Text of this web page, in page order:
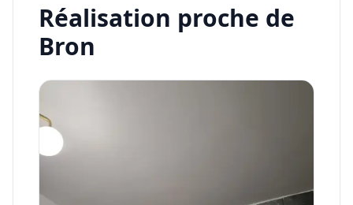
Réalisation proche de
Bron